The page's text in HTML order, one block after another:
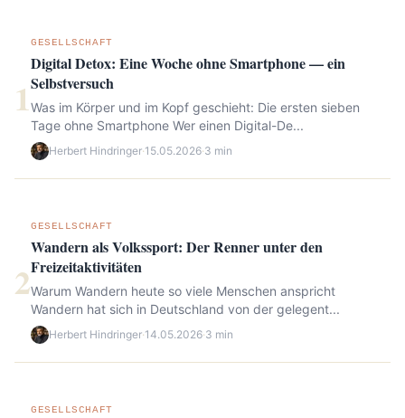
1
GESELLSCHAFT
Digital Detox: Eine Woche ohne Smartphone — ein
Selbstversuch
Was im Körper und im Kopf geschieht: Die ersten sieben
Tage ohne Smartphone Wer einen Digital-De...
Herbert Hindringer·15.05.2026·3 min
2
GESELLSCHAFT
Wandern als Volkssport: Der Renner unter den
Freizeitaktivitäten
Warum Wandern heute so viele Menschen anspricht
Wandern hat sich in Deutschland von der gelegent...
Herbert Hindringer·14.05.2026·3 min
GESELLSCHAFT